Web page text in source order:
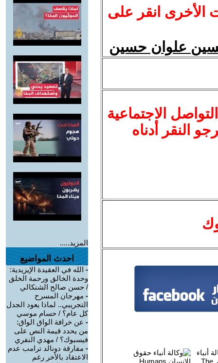
الأخرى انقر على
الاجتماعية
النقر أدناه
المزيد.....
احدث المواضيع
- الله في العقيدة الإيزيدية:
وحدة الخالق ورحمة الخلق
/ حسن صالح الشنكالي
- مهرجان المسرح
التجريبي.. لماذا يعود الجدل
كل عام؟ / حسام موسي
- عن خرافة الواق الواق:
من يحدد قيمة النص على
فيسبوك؟ / مهدي النفري
- مفارقة دونالد ترامب عدم
الاعتقاد بالأخر رغم